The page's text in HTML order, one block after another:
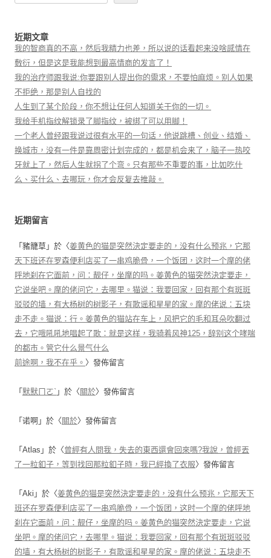
近期文章
我的智商真的不高，然后我精力也差，所以说的话看起来没啥感情在
敷衍，但是这是我能想到最高情商的发言了！
我的治疗师跟我说:你要跟别人提出你的需求，不要怕麻烦。别人如果
不拒绝，那是别人自找的
人生到了某个阶段，你不想让任何人知道关于你的一切。
我给手机指纹解锁录了脚指纹，被绑了可以用脚！
一个老人曾经跟我说过很有水平的一句话，他说跳槽、创业、结婚、
换城市，没有一件是靠周密计划完成的，都是机会来了，脑子一热咬
牙就上了，然后人生就拐了个弯。只有那些不重要的事，比如吃什
么、买什么、去哪玩，你才会反复去推敲。
近期留言
「 豬籠草 」於〈姜黄色的猫是突然決定要走的，没有什么预兆，它那
天下班还在罗森便利店买了一串鸡脆骨，一个饭团，这时一个摩的佬
呼地刹在它面前，问：靓仔，坐摩的吗。姜黄色的猫突然決定要走，
它说坐吧。摩的佬问它，去哪里。猫说：我要回家，回有那个有斑斑
驳驳的墙，有大杨树的树影子，有歌谣和星星的家。摩的佬说：五块
走不走。猫说：行。姜黄色的猫站在车上，风把它的毛和耳朵吹翻过
去，它哦吼吼地唱起了歌：就是这样，我骑着风神125，辞别这个哮喘
的都市。管它什么景气什么
前途啊，我不在乎。 〉發佈留言
「 默默ㄇㄛˋ 」於〈 關於〉發佈留言
「 诺啊 」於〈 關於〉發佈留言
「 Atlas 」於〈曾經有人問我，失去的東西還會回來嗎?我說，曾經丟
了一粒釦子，等到找回那粒釦子時，我已經換了衣服〉發佈留言
「 Aki 」於〈姜黄色的猫是突然決定要走的，没有什么预兆，它那天下
班还在罗森便利店买了一串鸡脆骨，一个饭团，这时一个摩的佬呼地
刹在它面前，问：靓仔，坐摩的吗。姜黄色的猫突然決定要走，它说
坐吧。摩的佬问它，去哪里。猫说：我要回家，回有那个有斑斑驳驳
的墙，有大杨树的树影子，有歌谣和星星的家。摩的佬说：五块走不